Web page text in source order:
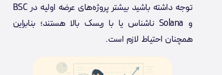
توجه داشته باشید بیشتر پروژه‌های عرضه اولیه در BSC
و Solana ناشناس یا با ریسک بالا هستند؛ بنابراین
همچنان احتیاط لازم است.